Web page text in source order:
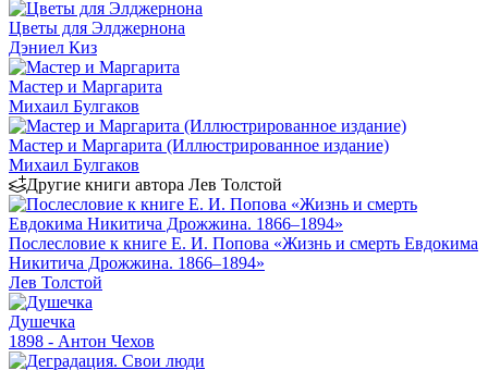
Цветы для Элджернона
Дэниел Киз
Мастер и Маргарита
Михаил Булгаков
Мастер и Маргарита (Иллюстрированное издание)
Михаил Булгаков
Другие книги автора Лев Толстой
Послесловие к книге Е. И. Попова «Жизнь и смерть Евдокима
Никитича Дрожжина. 1866–1894»
Лев Толстой
Душечка
1898 - Антон Чехов